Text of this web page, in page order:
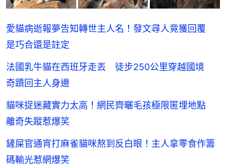
愛貓病逝報夢告知轉世主人名！發文尋人竟獲回覆
是巧合還是註定
法國乳牛貓在西班牙走丟 徒步250公里穿越國境
奇蹟回主人身邊
貓咪捉迷藏實力太高！網民齊曬毛孩極限匿埋地點
離奇失蹤惹爆笑
鏟屎官通宵打麻雀貓咪熬到反白眼！主人拿零食作籌
碼輸光惹網爆笑